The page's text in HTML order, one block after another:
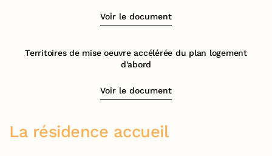
Voir le document
Territoires de mise oeuvre accélérée du plan logement
d'abord
Voir le document
La résidence accueil